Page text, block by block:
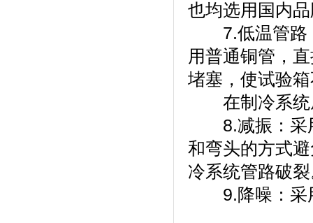
也均选用国内品
7.低温管路
用普通铜管，
堵塞，使试
在制冷系统底
8.减振：
和弯头的方式避
冷系统管路破裂
9.降噪：采